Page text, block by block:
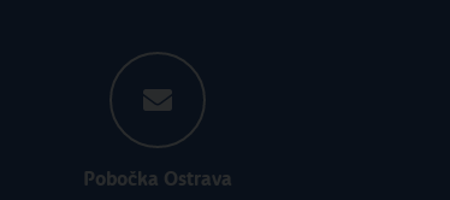
Pobočka Ostrava